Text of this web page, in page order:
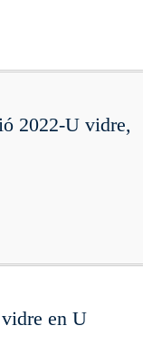
2022-U vidre,
en U